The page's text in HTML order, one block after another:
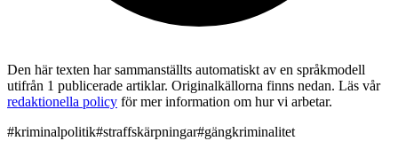
Den här texten har sammanställts automatiskt av en språkmodell
utifrån 1 publicerade artiklar. Originalkällorna finns nedan. Läs vår
redaktionella policy för mer information om hur vi arbetar.
#kriminalpolitik#straffskärpningar#gängkriminalitet